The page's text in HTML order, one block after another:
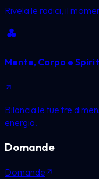
Rivela le radici, il
Mente, Corpo e
Bilancia le tue tre
energia.
Domande
Domande